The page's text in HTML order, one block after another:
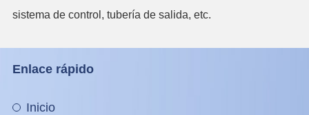
sistema de control, tubería de salida, etc.
Enlace rápido
Inicio